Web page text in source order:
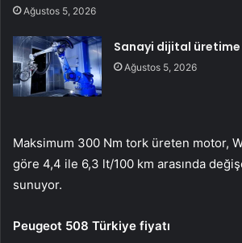
Ağustos 5, 2026
Sanayi dijital
Ağustos 5, 2026
Maksimum 300 Nm tork üreten motor,
göre 4,4 ile 6,3 lt/100 km arasında
sunuyor.
Peugeot 508 Türkiye fiyatı